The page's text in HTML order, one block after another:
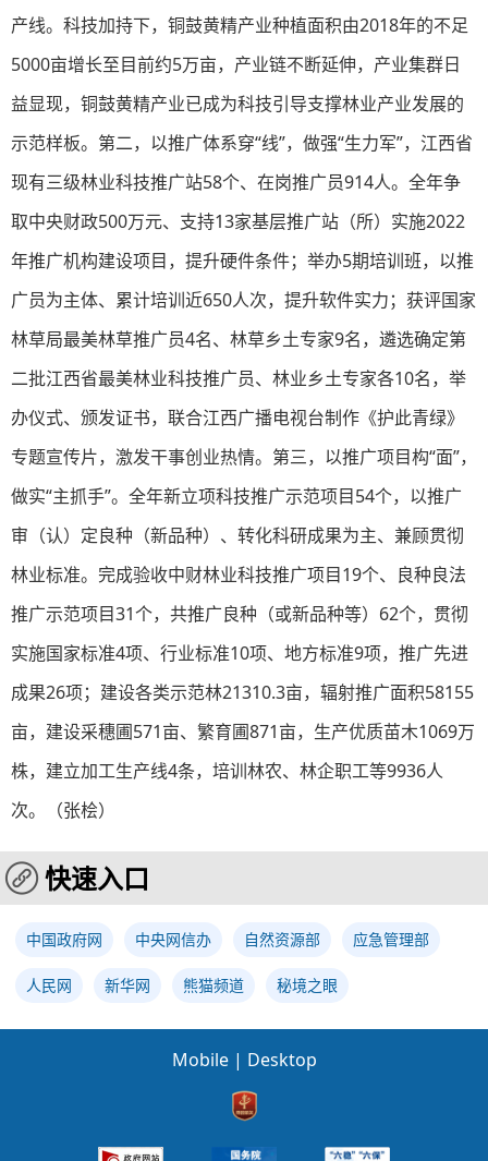
产线。科技加持下，铜鼓黄精产业种植面积由2018年的不足
5000亩增长至目前约5万亩，产业链不断延伸，产业集群日
益显现，铜鼓黄精产业已成为科技引导支撑林业产业发展的
示范样板。第二，以推广体系穿“线”，做强“生力军”，江西省
现有三级林业科技推广站58个、在岗推广员914人。全年争
取中央财政500万元、支持13家基层推广站（所）实施2022
年推广机构建设项目，提升硬件条件；举办5期培训班，以推
广员为主体、累计培训近650人次，提升软件实力；获评国家
林草局最美林草推广员4名、林草乡土专家9名，遴选确定第
二批江西省最美林业科技推广员、林业乡土专家各10名，举
办仪式、颁发证书，联合江西广播电视台制作《护此青绿》
专题宣传片，激发干事创业热情。第三，以推广项目构“面”，
做实“主抓手”。全年新立项科技推广示范项目54个，以推广
审（认）定良种（新品种）、转化科研成果为主、兼顾贯彻
林业标准。完成验收中财林业科技推广项目19个、良种良法
推广示范项目31个，共推广良种（或新品种等）62个，贯彻
实施国家标准4项、行业标准10项、地方标准9项，推广先进
成果26项；建设各类示范林21310.3亩，辐射推广面积58155
亩，建设采穗圃571亩、繁育圃871亩，生产优质苗木1069万
株，建立加工生产线4条，培训林农、林企职工等9936人
次。（张桧）
快速入口
中国政府网 中央网信办 自然资源部 应急管理部
人民网 新华网 熊猫频道 秘境之眼
Mobile | Desktop